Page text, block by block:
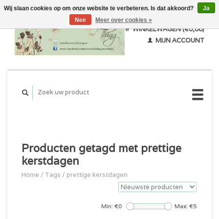
WINKELWAGEN (€0,00)
MIJN ACCOUNT
Producten getagd met prettige
kerstdagen
Home / Tags / prettige kerstdagen
Min: €0 Max: €5
Wij slaan cookies op om onze website te verbeteren. Is dat akkoord?
Ja
Nee
Meer over cookies »